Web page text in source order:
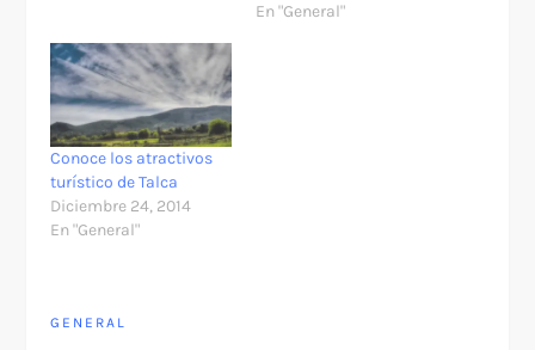
En "General"
Conoce los atractivos
turístico de Talca
Diciembre 24, 2014
En "General"
GENERAL